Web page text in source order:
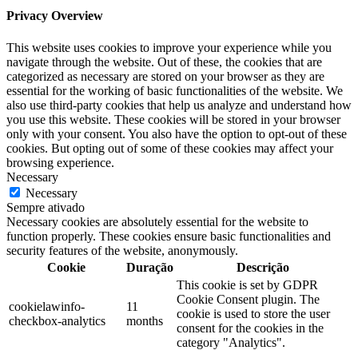
Privacy Overview
This website uses cookies to improve your experience while you
navigate through the website. Out of these, the cookies that are
categorized as necessary are stored on your browser as they are
essential for the working of basic functionalities of the website. We
also use third-party cookies that help us analyze and understand how
you use this website. These cookies will be stored in your browser
only with your consent. You also have the option to opt-out of these
cookies. But opting out of some of these cookies may affect your
browsing experience.
Necessary
Necessary
Sempre ativado
Necessary cookies are absolutely essential for the website to
function properly. These cookies ensure basic functionalities and
security features of the website, anonymously.
Cookie
Duração Descrição
cookielawinfo-
checkbox-analytics
11
months
This cookie is set by GDPR
Cookie Consent plugin. The
cookie is used to store the user
consent for the cookies in the
category "Analytics".